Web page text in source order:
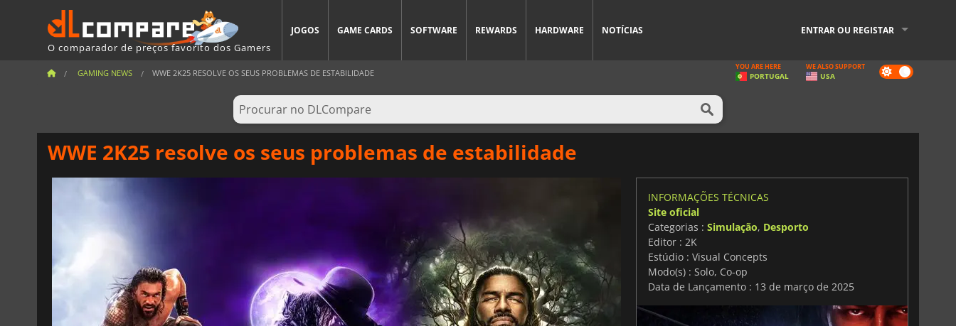
O comparador de preços favorito dos Gamers
JOGOS GAME CARDS SOFTWARE REWARDS HARDWARE NOTÍCIAS ENTRAR OU REGISTAR
GAMING NEWS WWE 2K25 RESOLVE OS SEUS PROBLEMAS DE ESTABILIDADE Dark
mode
YOU ARE HERE
PORTUGAL
WE ALSO SUPPORT
USA
WWE 2K25 resolve os seus problemas de estabilidade
INFORMAÇÕES TÉCNICAS
Site oficial
Categorias : Simulação, Desporto
Editor : 2K
Estúdio : Visual Concepts
Modo(s) : Solo, Co-op
Data de Lançamento : 13 de março de 2025